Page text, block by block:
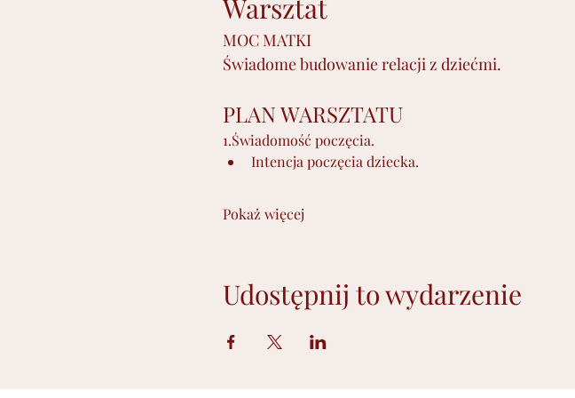
Warsztat
MOC MATKI
Świadome budowanie relacji z dziećmi.
PLAN WARSZTATU
1.Świadomość poczęcia.
Intencja poczęcia dziecka.
Pokaż więcej
Udostępnij to wydarzenie